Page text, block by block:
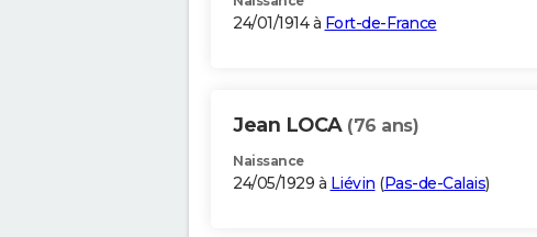
24/01/1914 à Fort-de-France
Jean LOCA (76 ans)
Naissance
24/05/1929 à Liévin (Pas-de-Calais)